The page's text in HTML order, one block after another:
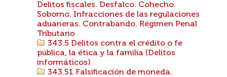
Delitos fiscales. Desfalco. Cohecho.
Soborno. Infracciones de las regulaciones
aduaneras. Contrabando. Régimen Penal
Tributario
343.5 Delitos contra el crédito o fe
pública, la ética y la familia (Delitos
informáticos)
343.51 Falsificación de moneda.